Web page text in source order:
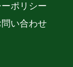
ポリシー
問い合わせ